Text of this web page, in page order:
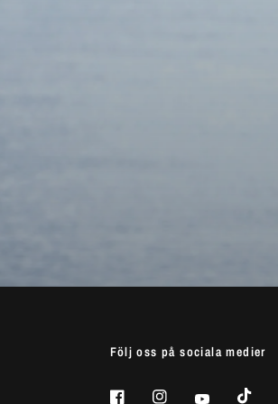
Följ oss på sociala medier